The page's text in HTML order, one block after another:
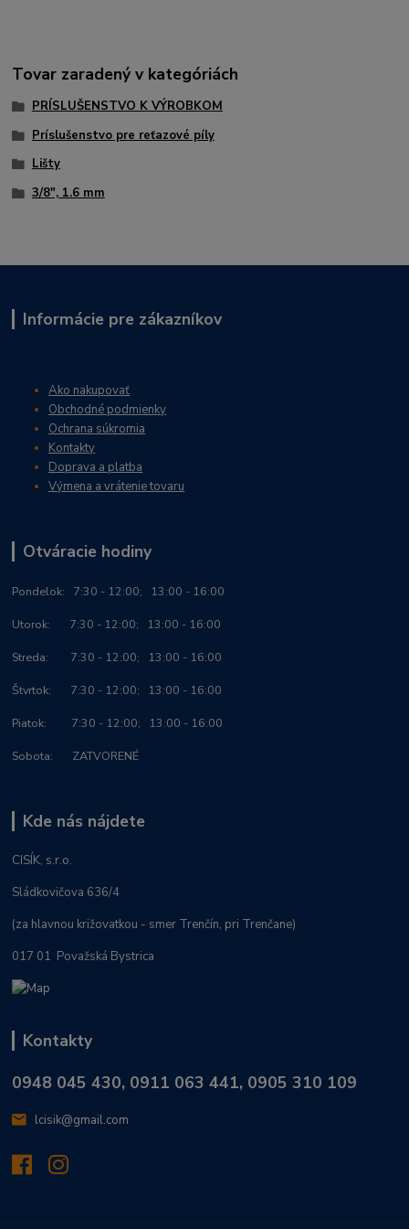
Tovar zaradený v kategóriách
PRÍSLUŠENSTVO K VÝROBKOM
Príslušenstvo pre reťazové píly
Lišty
3/8", 1.6 mm
Informácie pre zákazníkov
Ako nakupovať
Obchodné podmienky
Ochrana súkromia
Kontakty
Doprava a platba
Výmena a vrátenie tovaru
Otváracie hodiny
Pondelok: 7:30 - 12:00; 13:00 - 16:00
Utorok: 7:30 - 12:00; 13:00 - 16:00
Streda: 7:30 - 12:00; 13:00 - 16:00
Štvrtok: 7:30 - 12:00; 13:00 - 16:00
Piatok: 7:30 - 12:00; 13:00 - 16:00
Sobota: ZATVORENÉ
Kde nás nájdete
CISÍK, s.r.o.
Sládkovičova 636/4
(za hlavnou križovatkou - smer Trenčín, pri Trenčane)
017 01 Považská Bystrica
Kontakty
0948 045 430, 0911 063 441, 0905 310 109
lcisik@gmail.com